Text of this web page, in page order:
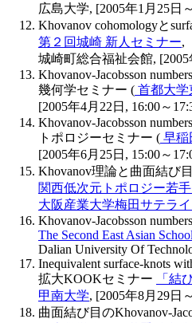
広島大学, [2005年1月25日
Khovanov cohomologyと
第２回城崎 新人セミナー,
城崎町総合福祉会館,
Khovanov-Jacobsson
幾何学セミナー ( 首都大学
[2005年4月22日, 16:00～
Khovanov-Jacobsson
トポロジーセミナー ( 早稲
[2005年6月25日, 15:00～
Khovanov理論と曲面結び
関西低次元トポロジー若
大阪産業大学梅田サテライ
Khovanov-Jacobsson
The Second East Asian
Dalian University Of
Inequivalent surface-knots
拡大KOOKセミナー
「結
甲南大学, [2005年8月29日
曲面結び目のKhovanov-